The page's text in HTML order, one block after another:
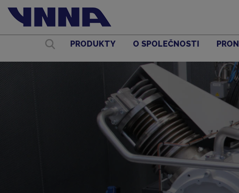
PRODUKTY O SPOLEČNOSTI